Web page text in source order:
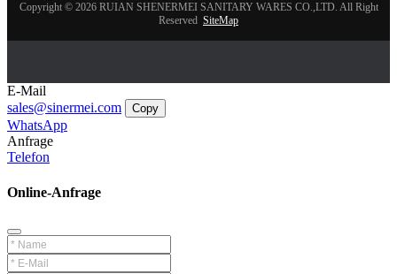
Copyright © 2026 RUIAN SHENERMEI SANITARY WARES CO.,LTD. All Right
Reserved SiteMap
E-Mail
sales@sinermei.com
Copy
WhatsApp
Anfrage
Telefon
Online-Anfrage